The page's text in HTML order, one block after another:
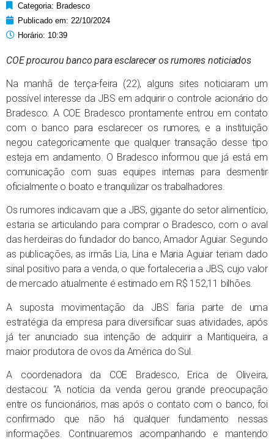
Categoria: Bradesco
Publicado em: 22/10/2024
Horário: 10:39
COE procurou banco para esclarecer os rumores noticiados
Na manhã de terça-feira (22), alguns sites noticiaram um
possível interesse da JBS em adquirir o controle acionário do
Bradesco. A COE Bradesco prontamente entrou em contato
com o banco para esclarecer os rumores, e a instituição
negou categoricamente que qualquer transação desse tipo
esteja em andamento. O Bradesco informou que já está em
comunicação com suas equipes internas para desmentir
oficialmente o boato e tranquilizar os trabalhadores.
Os rumores indicavam que a JBS, gigante do setor alimentício,
estaria se articulando para comprar o Bradesco, com o aval
das herdeiras do fundador do banco, Amador Aguiar. Segundo
as publicações, as irmãs Lia, Lina e Maria Aguiar teriam dado
sinal positivo para a venda, o que fortaleceria a JBS, cujo valor
de mercado atualmente é estimado em R$ 152,11 bilhões.
A suposta movimentação da JBS faria parte de uma
estratégia da empresa para diversificar suas atividades, após
já ter anunciado sua intenção de adquirir a Mantiqueira, a
maior produtora de ovos da América do Sul.
A coordenadora da COE Bradesco, Erica de Oliveira,
destacou: “A notícia da venda gerou grande preocupação
entre os funcionários, mas após o contato com o banco, foi
confirmado que não há qualquer fundamento nessas
informações. Continuaremos acompanhando e mantendo